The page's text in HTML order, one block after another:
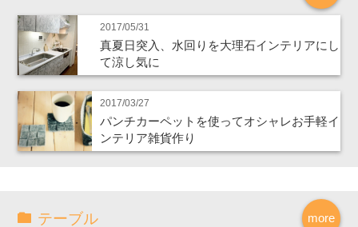
2017/05/31
真夏日突入、水回りを大理石インテリアにし
て涼し気に
2017/03/27
パンチカーペットを使ってオシャレお手軽イ
ンテリア雑貨作り
more
テーブル